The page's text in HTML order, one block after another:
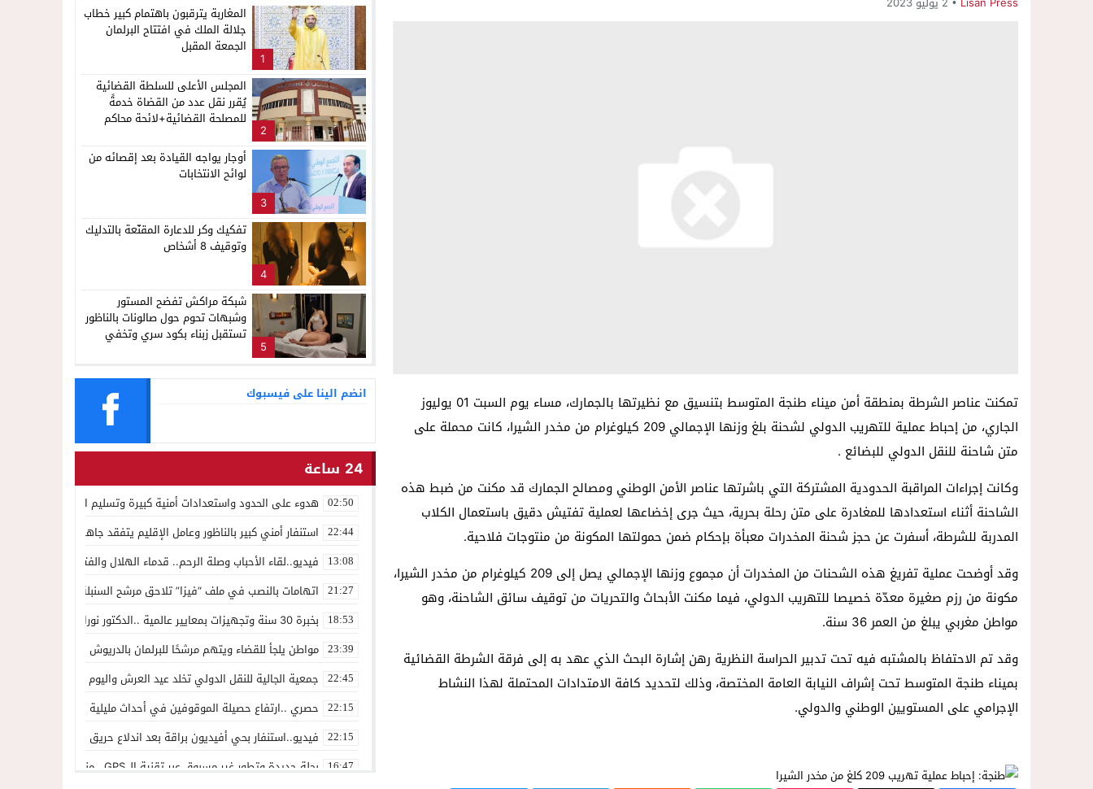
تمكنت عناصر الشرطة بمنطقة أمن ميناء طنجة المتوسط بتنسيق مع نظيرتها بالجمارك، مساء يوم السبت 01 يوليوز
الجاري، من إحباط عملية للتهريب الدولي لشحنة بلغ وزنها الإجمالي 209 كيلوغرام من مخدر الشيرا، كانت محملة على
متن شاحنة للنقل الدولي للبضائع .
وكانت إجراءات المراقبة الحدودية المشتركة التي باشرتها عناصر الأمن الوطني ومصالح الجمارك قد مكنت من ضبط هذه
الشاحنة أثناء استعدادها للمغادرة على متن رحلة بحرية، حيث جرى إخضاعها لعملية تفتيش دقيق باستعمال الكلاب
المدربة للشرطة، أسفرت عن حجز شحنة المخدرات معبأة بإحكام ضمن حمولتها المكونة من منتوجات فلاحية.
وقد أوضحت عملية تفريغ هذه الشحنات من المخدرات أن مجموع وزنها الإجمالي يصل إلى 209 كيلوغرام من مخدر الشيرا،
مكونة من رزم صغيرة معدّة خصيصا للتهريب الدولي، فيما مكنت الأبحاث والتحريات من توقيف سائق الشاحنة، وهو
مواطن مغربي يبلغ من العمر 36 سنة.
وقد تم الاحتفاظ بالمشتبه فيه تحت تدبير الحراسة النظرية رهن إشارة البحث الذي عهد به إلى فرقة الشرطة القضائية
بميناء طنجة المتوسط تحت إشراف النيابة العامة المختصة، وذلك لتحديد كافة الامتدادات المحتملة لهذا النشاط
الإجرامي على المستويين الوطني والدولي.
1
المغاربة يترقبون باهتمام كبير خطاب
جلالة الملك في افتتاح البرلمان
الجمعة المقبل
2
المجلس الأعلى للسلطة القضائية
يُقرر نقل عدد من القضاة خدمةً
للمصلحة القضائية+لائحة محاكم
3
أوجار يواجه القيادة بعد إقصائه من
لوائح الانتخابات
4
تفكيك وكر للدعارة المقنّعة بالتدليك
وتوقيف 8 أشخاص
5
شبكة مراكش تفضح المستور
وشبهات تحوم حول صالونات بالناظور
تستقبل زبناء بكود سري وتخفي
انضم الينا على فيسبوك
24 ساعة
02:50 هدوء على الحدود واستعدادات أمنية كبيرة وتسليم السلطات الإسبانية ل 1500 شخص للسلطات
22:44 استنفار أمني كبير بالناظور وعامل الإقليم يتفقد جاهزية القوات على
13:08 فيديو..لقاء الأحباب وصلة الرحم.. قدماء الهلال والفتح يجددون الوفاء
21:27 اتهامات بالنصب في ملف “فيزا” تلاحق مرشح السنبلة بالدريوش..
18:53 بخبرة 30 سنة وتجهيزات بمعايير عالمية ..الدكتور نورالدين صبار يفتتح عيادته المتخصصة في جراحة العظام بالناظور
23:39 مواطن يلجأ للقضاء ويتهم مرشحًا للبرلمان بالدريوش بالاستيلاء على 22 مليون سنتيم
22:45 جمعية الجالية للنقل الدولي تخلد عيد العرش واليوم الوطني للمهاجر
22:15 حصري ..ارتفاع حصيلة الموقوفين في أحداث مليلية إلى 82 شخصًا وتحقيقات تقود إلى متابعات جنائية ثقيلة
22:15 فيديو..استنفار بحي أفيديون براقة بعد اندلاع حريق داخل ضيعة فلاحية
16:47 بحلة جديدة وتطور غير مسبوق عبر تقنية الـ GPS.. منصة “مرحباناظور” تعزز مكانتها كوجهة أولى لسكان إقليمي الناظور والدريوش